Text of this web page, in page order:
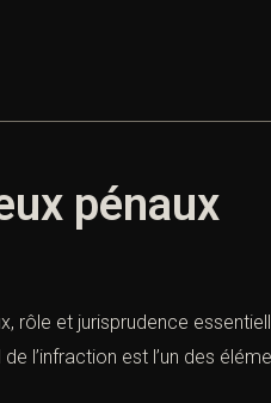
pénaux
rôle et jurisprudence
l’infraction est l’un des